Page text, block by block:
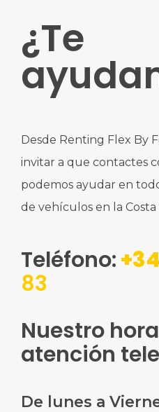
¿Te
Desde Renting Flex By
invitar a que contactes
podemos ayudar en
de vehículos en la Costa
Teléfono:+34
83
Nuestro
atención
De lunes a